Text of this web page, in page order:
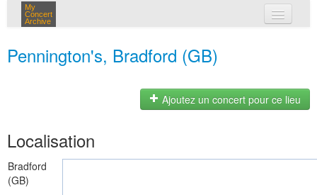
My
Concert
Archive
Pennington's, Bradford (GB)
Ajoutez un concert pour ce lieu
Localisation
Bradford
(GB)